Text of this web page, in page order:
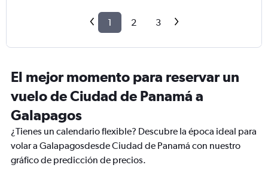
1 2 3
El mejor momento para reservar un
vuelo de Ciudad de Panamá a
Galapagos
¿Tienes un calendario flexible? Descubre la época ideal para
volar a Galapagosdesde Ciudad de Panamá con nuestro
gráfico de predicción de precios.